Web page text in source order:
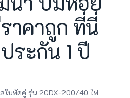
าคาถูก ที่นี่
ระกัน 1 ปี
สใบพัดคู่ รุ่น 2CDX-200/40 ไฟ